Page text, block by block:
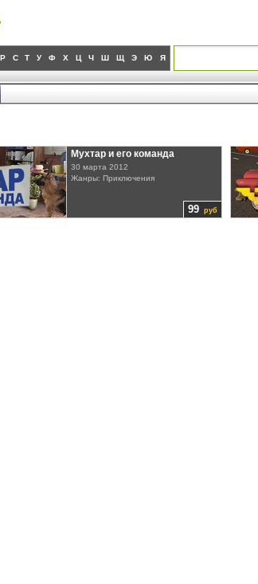
Р С Т У Ф Х Ц Ч Ш Щ Э Ю Я
99 руб
Мухтар и его команда
30 марта 2012
Жанры: Приключения